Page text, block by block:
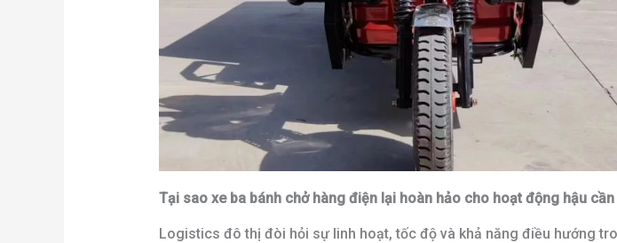
Tại sao xe ba bánh chở hàng điện lại hoàn hảo cho hoạt động hậu
Logistics đô thị đòi hỏi sự linh hoạt, tốc độ và khả năng điều hướng